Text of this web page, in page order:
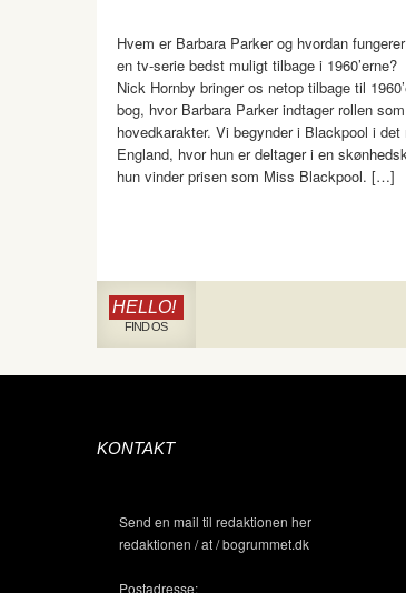
Hvem er Barbara Parker og hvordan fungerer
en tv-serie bedst muligt tilbage i 1960’erne?
Nick Hornby bringer os netop tilbage til
bog, hvor Barbara Parker indtager rollen
hovedkarakter. Vi begynder i Blackpool i det
England, hvor hun er deltager i en
hun vinder prisen som Miss Blackpool. […]
HELLO!
FIND OS
KONTAKT
Send en mail til redaktionen her
redaktionen / at / bogrummet.dk
Postadresse: